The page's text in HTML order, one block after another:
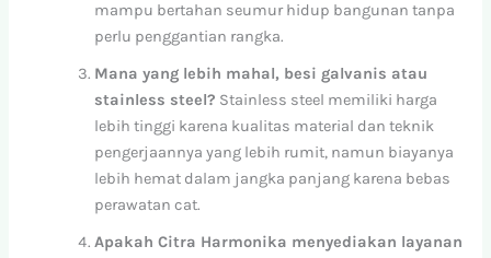
mampu bertahan seumur hidup bangunan tanpa
perlu penggantian rangka.
Mana yang lebih mahal, besi galvanis atau
stainless steel? Stainless steel memiliki harga
lebih tinggi karena kualitas material dan teknik
pengerjaannya yang lebih rumit, namun biayanya
lebih hemat dalam jangka panjang karena bebas
perawatan cat.
Apakah Citra Harmonika menyediakan layanan